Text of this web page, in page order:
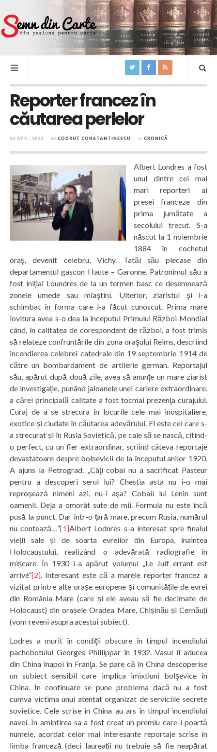
Reporter francez în
căutarea perlelor
06 APR., 2022 de CODRUȚ CONSTANTINESCU în CRONICĂ
Albert Londres a fost
unul dintre cei mai
mari reporteri ai
presei franceze din
prima jumătate a
secolului trecut. S-a
născut la 1 noiembrie
1884 în cochetul
oraş, devenit celebru, Vichy. Tatăl său plecase din
departamentul gascon Haute – Garonne. Patronimul său a
fost iniţial Loundres de la un termen basc ce desemnează
zonele umede sau mlaştini. Ulterior, ziaristul şi l-a
schimbat în forma care l-a făcut cunoscut. Prima mare
lovitura avea s-o dea la începutul Primului Război Mondial
când, în calitatea de corespondent de război, a fost trimis
să relateze confruntările din zona oraşului Reims, descriind
incendierea celebrei catedrale din 19 septembrie 1914 de
către un bombardament de artilerie german. Reportajul
său, apărut după două zile, avea să anunţe un mare ziarist
de investigaţie, punând jaloanele unei cariere extraordinare,
a cărei principală calitate a fost tocmai prezenţa curajului.
Curaj de a se strecura în locurile cele mai inospitaliere,
exotice și ciudate în căutarea adevărului. El este cel care s-
a strecurat și în Rusia Sovietică, pe cale să se nască, citind-
o perfect, cu un fler extraordinar, scriind câteva reportaje
devastatoare despre bolșevicii de la începutul anilor 1920.
A ajuns la Petrograd. „Câţi cobai nu a sacrificat Pasteur
pentru a descoperi serul lui? Chestia asta nu i-o mai
reproşează nimeni azi, nu-i aşa? Cobaii lui Lenin sunt
oamenii. Deja a omorât sute de mii. Formula nu este încă
pusă la punct. Dar într-o țară mare, precum Rusia, numărul
nu contează…”[1]Albert Lodnres s-a interesat spre finalul
vieții sale și de soarta evreilor din Europa, înaintea
Holocaustului, realizând o adevărată radiografie în
mișcare. În 1930 i-a apărut volumul „Le Juif errant est
arrivé”[2]. Interesant este că a marele reporter francez a
vizitat printre alte orașe europene și comunitățile de evrei
din România Mare (care și ele aveau să fie decimate de
Holocaust) din orașele Oradea Mare, Chișinău și Cernăuți
(vom reveni asupra acestui subiect).
Lodres a murit în condiţii obscure în timpul incendiului
pachebotului Georges Phillippar în 1932. Vasul îl aducea
din China înapoi în Franţa. Se pare că în China descoperise
un subiect sensibil care implica imixtiuni bolşevice în
China. În continuare se pune problema dacă nu a fost
cumva victima unui atentat organizat de serviciile secrete
sovietice. Cele scrise în China au ars în timpul incendiului
navei. În amintirea sa a fost creat un premiu care-i poartă
numele, acordat celor mai interesante reportaje scrise în
limba franceză (deci laureații nu trebuie să fie neapărat